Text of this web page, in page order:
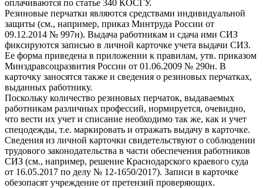
оплачиваются по статье 340 КОСГУ.
Резиновые перчатки являются средствами индивидуальной
защиты (см., например, приказ Минтруда России от
09.12.2014 № 997н). Выдача работникам и сдача ими СИЗ
фиксируются записью в личной карточке учета выдачи СИЗ.
Ее форма приведена в приложении к правилам, утв. приказом
Минздравсоцразвития России от 01.06.2009 № 290н. В
карточку заносятся также и сведения о резиновых перчатках,
выданных работнику.
Поскольку количество резиновых перчаток, выдаваемых
работникам различных профессий, нормируется, очевидно,
что вести их учет и списание необходимо так же, как и учет
спецодежды, т.е. маркировать и отражать выдачу в карточке.
Сведения из личной карточки свидетельствуют о соблюдении
трудового законодательства в части обеспечения работников
СИЗ (см., например, решение Краснодарского краевого суда
от 16.05.2017 по делу № 12-1650/2017). Записи в карточке
обезопасят учреждение от претензий проверяющих.